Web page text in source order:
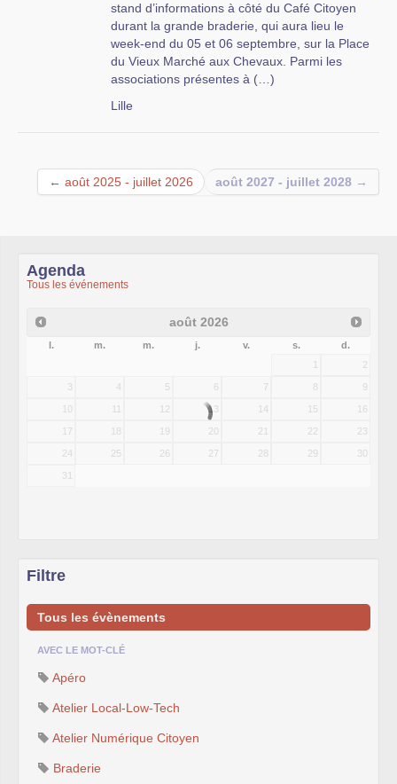
stand d’informations à côté du Café Citoyen
durant la grande braderie, qui aura lieu le
week-end du 05 et 06 septembre, sur la Place
du Vieux Marché aux Chevaux. Parmi les
associations présentes à (…)
Lille
← août 2025 - juillet 2026 août 2027 - juillet 2028 →
Agenda
Tous les événements
août 2026
l. m. m. j. v. s.
d.
1
2
3 4 5 6 7 8 9
10 11 12 13 14 15 16
17 18 19 20 21 22 23
24 25 26 27 28 29 30
31
Filtre
Tous les évènements
AVEC LE MOT-CLÉ
Apéro
Atelier Local-Low-Tech
Atelier Numérique Citoyen
Braderie